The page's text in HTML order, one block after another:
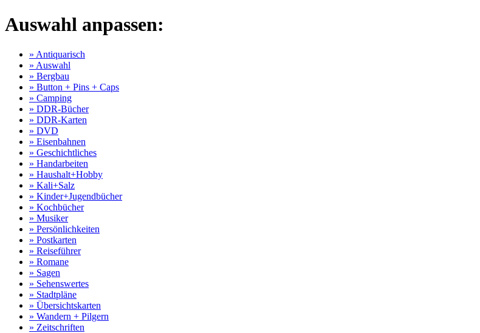
Auswahl anpassen:
» Antiquarisch
» Auswahl
» Bergbau
» Button + Pins + Caps
» Camping
» DDR-Bücher
» DDR-Karten
» DVD
» Eisenbahnen
» Geschichtliches
» Handarbeiten
» Haushalt+Hobby
» Kali+Salz
» Kinder+Jugendbücher
» Kochbücher
» Musiker
» Persönlichkeiten
» Postkarten
» Reiseführer
» Romane
» Sagen
» Sehenswertes
» Stadtpläne
» Übersichtskarten
» Wandern + Pilgern
» Zeitschriften